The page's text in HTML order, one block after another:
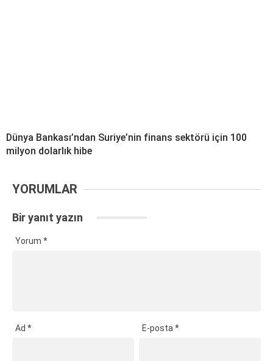
Dünya Bankası’ndan Suriye’nin finans sektörü için 100
milyon dolarlık hibe
YORUMLAR
Bir yanıt yazın
Yorum *
Ad * E-posta*